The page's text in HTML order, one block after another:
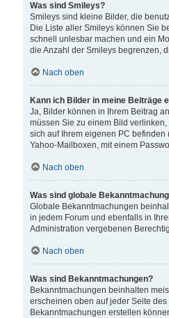
Was sind Smileys?
Smileys sind kleine Bilder, die
Die Liste aller Smileys können Sie
schnell unlesbar machen und ein
die Anzahl der Smileys begrenzen,
Nach oben
Kann ich Bilder in meine Beiträge
Ja, Bilder können in Ihrem Beitrag
müssen Sie zu einem Bild
sich auf Ihrem eigenen PC
Yahoo-Mailboxen, mit einem
Nach oben
Was sind globale
Globale Bekanntmachungen
in jedem Forum und ebenfalls in
Administration vergebenen
Nach oben
Was sind Bekanntmachungen?
Bekanntmachungen beinhalten
erscheinen oben auf jeder Seite
Bekanntmachungen erstellen